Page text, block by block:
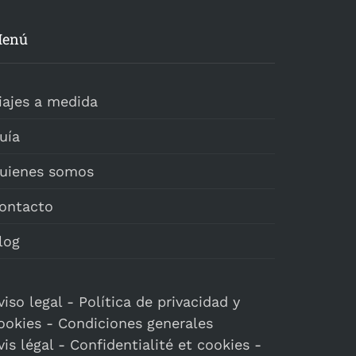
a medida
somos
legal - Política de privacidad y
- Condiciones generales
légal - Confidentialité et cookies -